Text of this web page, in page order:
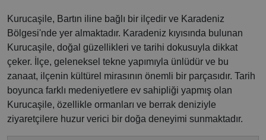
Kurucaşile, Bartın iline bağlı bir ilçedir ve Karadeniz
Bölgesi'nde yer almaktadır. Karadeniz kıyısında bulunan
Kurucaşile, doğal güzellikleri ve tarihi dokusuyla dikkat
çeker. İlçe, geleneksel tekne yapımıyla ünlüdür ve bu
zanaat, ilçenin kültürel mirasının önemli bir parçasıdır. Tarih
boyunca farklı medeniyetlere ev sahipliği yapmış olan
Kurucaşile, özellikle ormanları ve berrak deniziyle
ziyaretçilere huzur verici bir doğa deneyimi sunmaktadır.